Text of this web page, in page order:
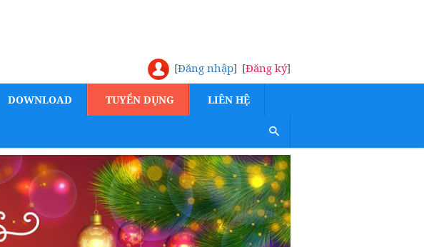
[Đăng nhập] [Đăng ký]
DOWNLOAD TUYỂN DỤNG LIÊN HỆ